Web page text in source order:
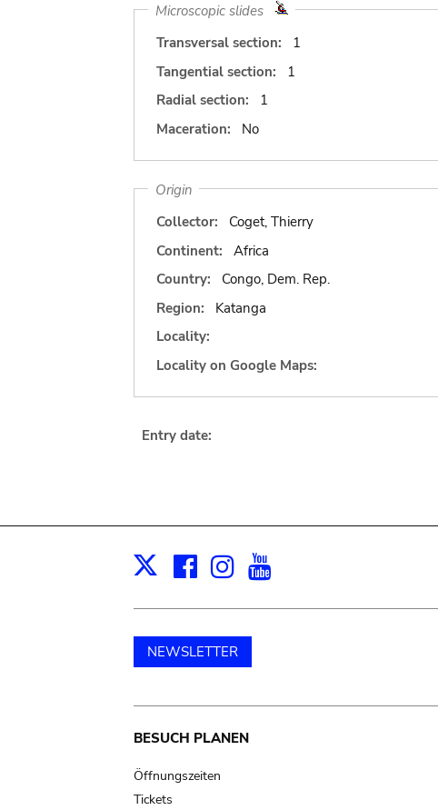
Microscopic slides
Transversal section:
1
Tangential section:
1
Radial section:
1
Maceration:
No
Origin
Collector:
Coget, Thierry
Continent:
Africa
Country:
Congo, Dem. Rep.
Region:
Katanga
Locality:
Locality on Google Maps:
Entry date:
X Facebook
Instagram
NEWSLETTER
Main
navigation
BESUCH PLANEN
Öffnungszeiten
Tickets